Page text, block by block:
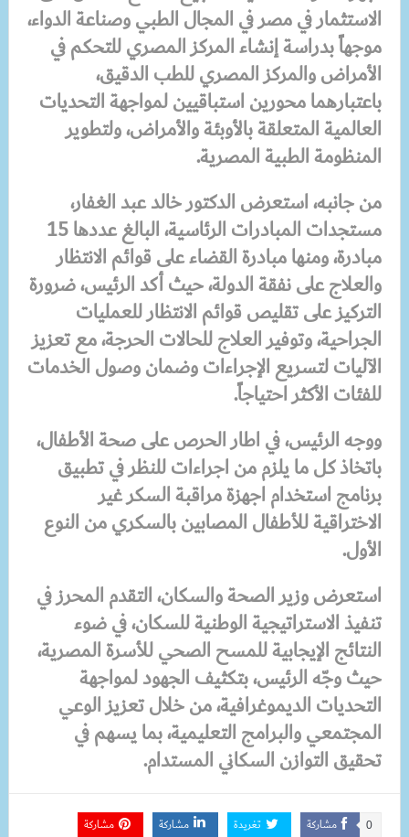
الاستثمار في مصر في المجال الطبي وصناعة الدواء،
موجهاً بدراسة إنشاء المركز المصري للتحكم في
الأمراض والمركز المصري للطب الدقيق،
باعتبارهما محورين استباقيين لمواجهة التحديات
العالمية المتعلقة بالأوبئة والأمراض، ولتطوير
المنظومة الطبية المصرية.
من جانبه، استعرض الدكتور خالد عبد الغفار،
مستجدات المبادرات الرئاسية، البالغ عددها 15
مبادرة، ومنها مبادرة القضاء على قوائم الانتظار
والعلاج على نفقة الدولة، حيث أكد الرئيس، ضرورة
التركيز على تقليص قوائم الانتظار للعمليات
الجراحية، وتوفير العلاج للحالات الحرجة، مع تعزيز
الآليات لتسريع الإجراءات وضمان وصول الخدمات
للفئات الأكثر احتياجاً.
ووجه الرئيس، في اطار الحرص على صحة الأطفال،
باتخاذ كل ما يلزم من اجراءات للنظر في تطبيق
برنامج استخدام اجهزة مراقبة السكر غير
الاختراقية للأطفال المصابين بالسكري من النوع
الأول.
استعرض وزير الصحة والسكان، التقدم المحرز في
تنفيذ الاستراتيجية الوطنية للسكان، في ضوء
النتائج الإيجابية للمسح الصحي للأسرة المصرية،
حيث وجّه الرئيس، بتكثيف الجهود لمواجهة
التحديات الديموغرافية، من خلال تعزيز الوعي
المجتمعي والبرامج التعليمية، بما يسهم في
تحقيق التوازن السكاني المستدام.
مشاركة 0 تغريدة مشاركة مشاركة